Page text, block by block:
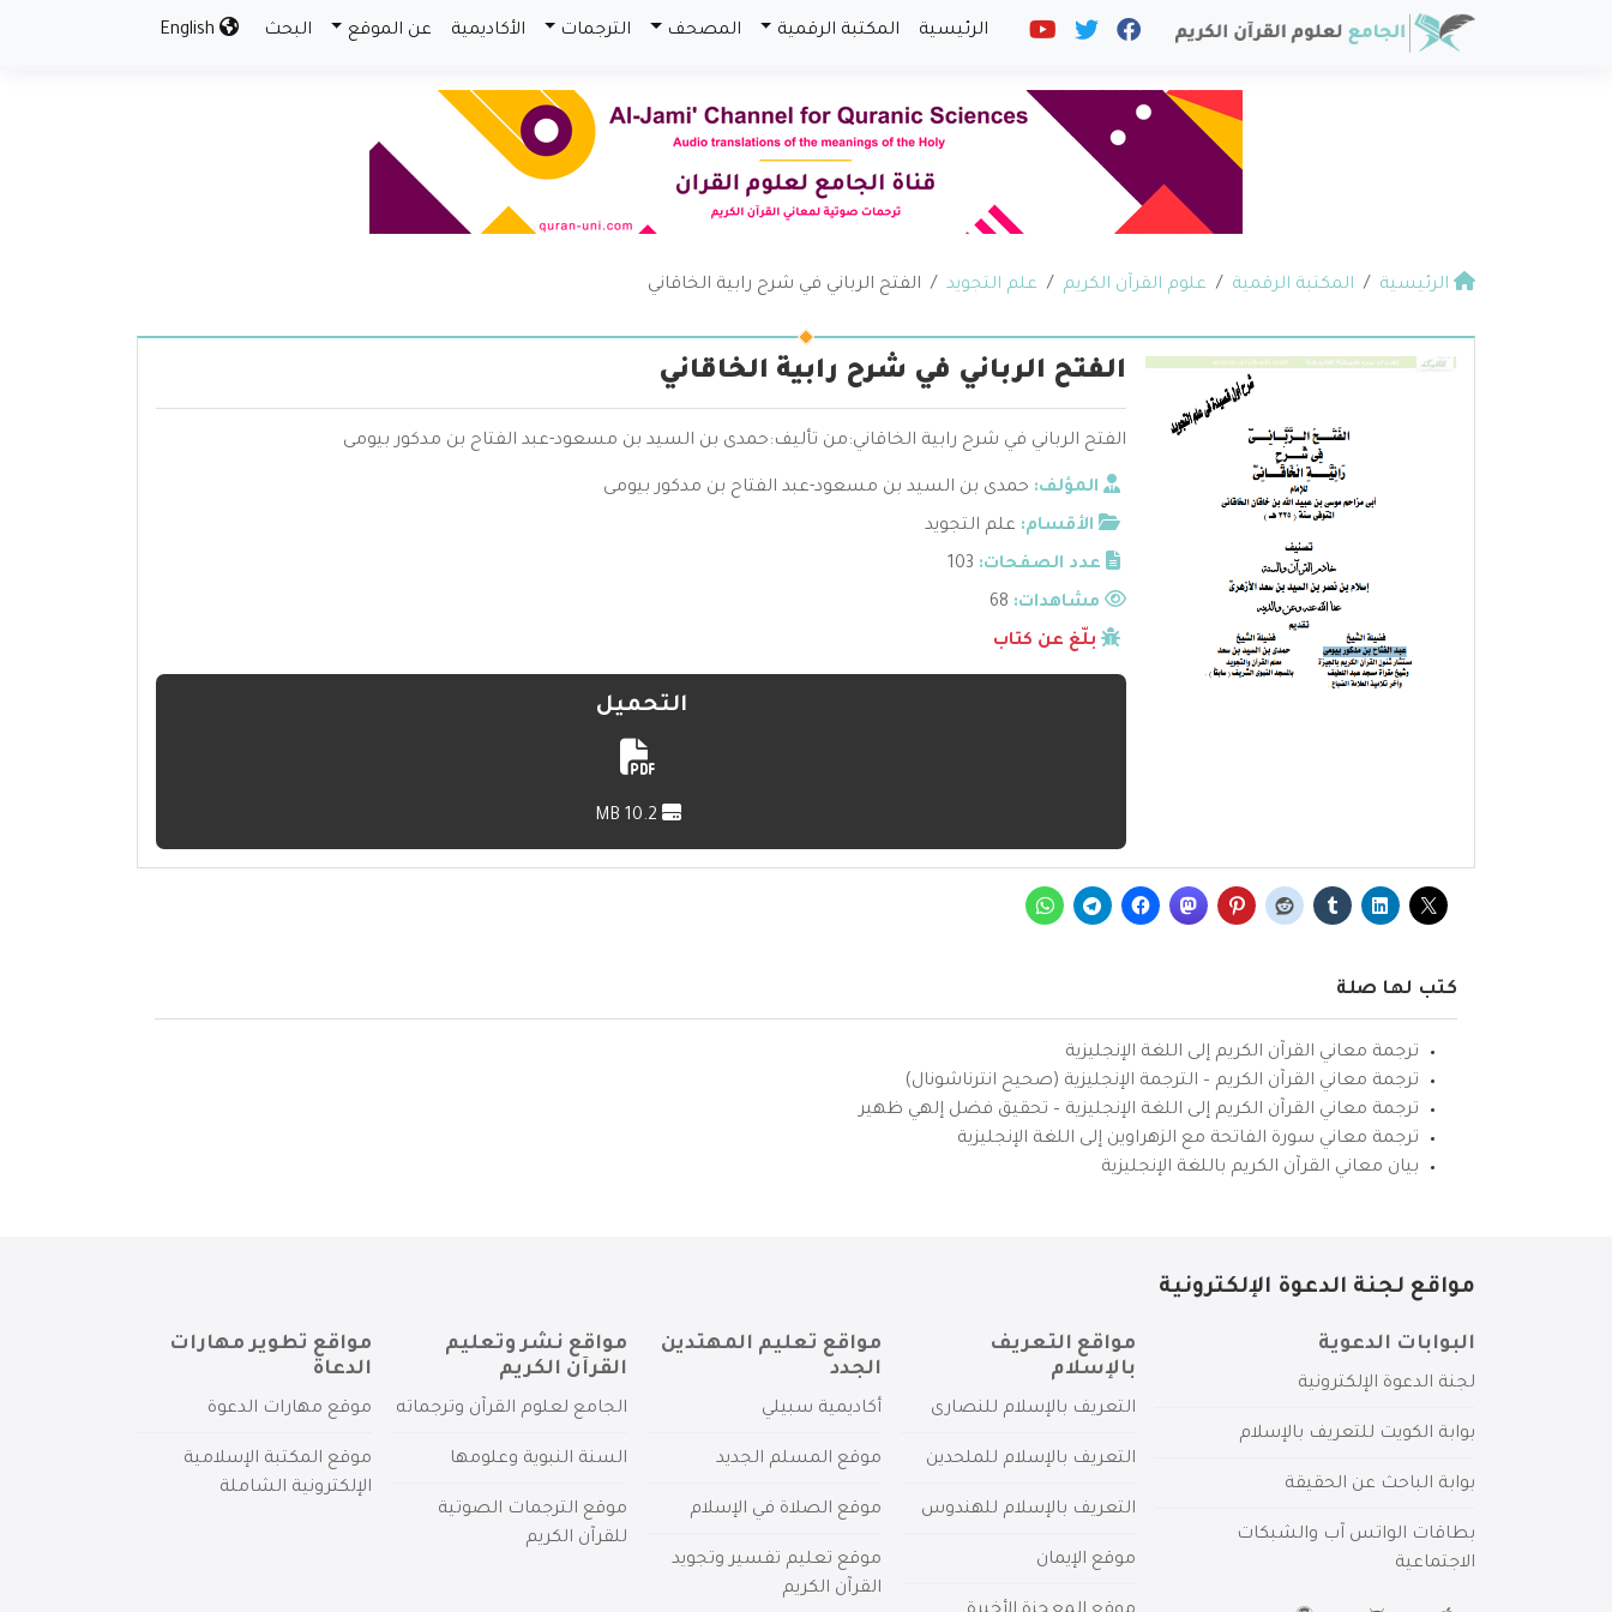
الرئيسية المكتبة الرقمية المصحف الترجمات الأكاديمية عن الموقع البحث
الرئيسية المكتبة الرقمية علوم القرآن الكريم علم التجويد الفتح الرباني في شرح رابية الخاقاني
الفتح الرباني في شرح رابية الخاقاني
الفتح الرباني في شرح رابية الخاقاني:من تأليف:حمدى بن السيد بن مسعود-عبد الفتاح بن مدكور بيومى
المؤلف: حمدى بن السيد بن مسعود-عبد الفتاح بن مدكور بيومى
الأقسام: علم التجويد
عدد الصفحات: 103
مشاهدات:
بلّغ عن كتاب
التحميل
كتب لها صلة
ترجمة معاني القرآن الكريم إلى اللغة الإنجليزية
ترجمة معاني القرآن الكريم – الترجمة الإنجليزية (صحيح انترناشونال)
ترجمة معاني القرآن الكريم إلى اللغة الإنجليزية – تحقيق فضل إلهي ظهير
ترجمة معاني سورة الفاتحة مع الزهراوين إلى اللغة الإنجليزية
بيان معاني القرآن الكريم باللغة الإنجليزية
مواقع لجنة الدعوة الإلكترونية
البوابات الدعوية
لجنة الدعوة الإلكترونية
بوابة الكويت للتعريف بالإسلام
بوابة الباحث عن الحقيقة
بطاقات الواتس آب والشبكات
الاجتماعية
مواقع التعريف
بالإسلام
التعريف بالإسلام للنصارى
التعريف بالإسلام للملحدين
التعريف بالإسلام للهندوس
موقع الإيمان
مواقع تعليم المهتدين
الجدد
أكاديمية سبيلي
موقع المسلم الجديد
موقع الصلاة في الإسلام
موقع تعليم تفسير وتجويد
القرآن الكريم
مواقع نشر وتعليم
القرآن الكريم
الجامع لعلوم القرآن وترجماته
السنة النبوية وعلومها
موقع الترجمات الصوتية
للقرآن الكريم
مواقع تطوير مهارات
الدعاة
موقع مهارات الدعوة
موقع المكتبة الإسلامية
الإلكترونية الشاملة